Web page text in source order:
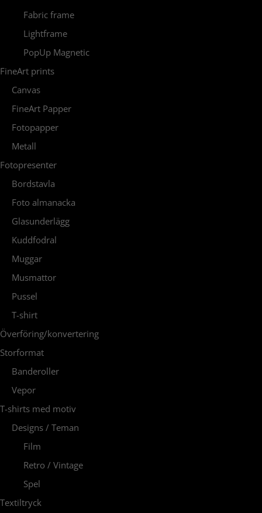
Fabric frame
Lightframe
PopUp Magnetic
FineArt prints
Canvas
FineArt Papper
Fotopapper
Metall
Fotopresenter
Bordstavla
Foto almanacka
Glasunderlägg
Kuddfodral
Muggar
Musmattor
Pussel
T-shirt
Överföring/konvertering
Storformat
Banderoller
Vepor
T-shirts med motiv
Designs / Teman
Film
Retro / Vintage
Spel
Textiltryck